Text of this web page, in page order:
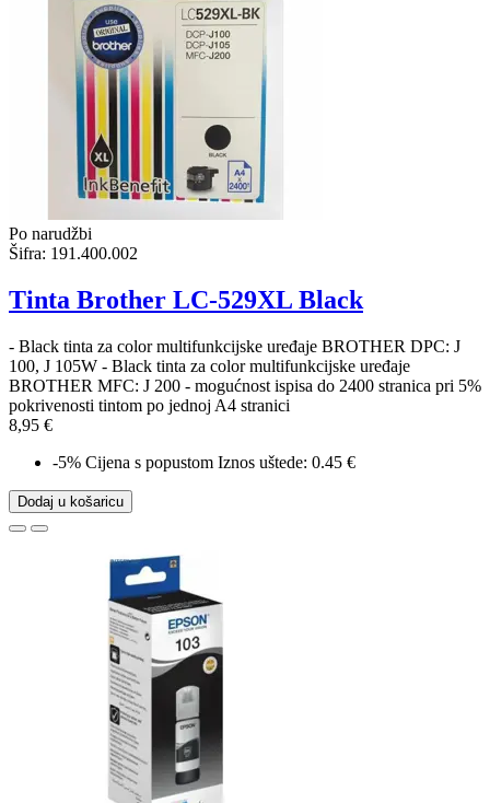
Po narudžbi
Šifra: 191.400.002
Tinta Brother LC-529XL Black
- Black tinta za color multifunkcijske uređaje BROTHER DPC: J
100, J 105W - Black tinta za color multifunkcijske uređaje
BROTHER MFC: J 200 - mogućnost ispisa do 2400 stranica pri 5%
pokrivenosti tintom po jednoj A4 stranici
8,95 €
-5% Cijena s popustom Iznos uštede: 0.45 €
Dodaj u košaricu